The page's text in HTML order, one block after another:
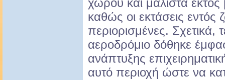
χώρου και μάλιστα εκτός
καθώς οι εκτάσεις εντός
περιορισμένες. Σχετικά,
αεροδρόμιο δόθηκε
ανάπτυξης
αυτό περιοχή ώστε να